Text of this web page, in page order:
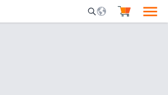
Mobile Search